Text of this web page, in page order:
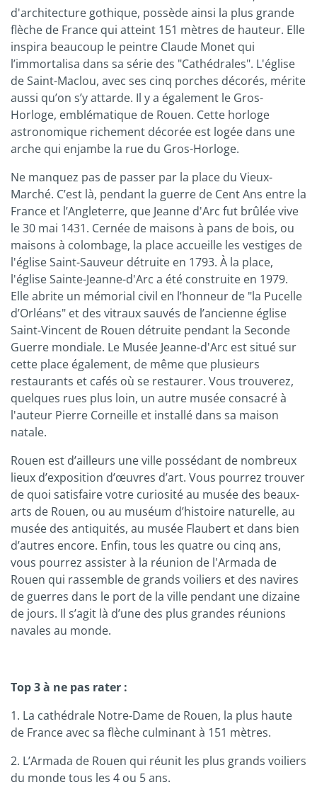
d'architecture gothique, possède ainsi la plus grande
flèche de France qui atteint 151 mètres de hauteur. Elle
inspira beaucoup le peintre Claude Monet qui
l’immortalisa dans sa série des "Cathédrales". L'église
de Saint-Maclou, avec ses cinq porches décorés, mérite
aussi qu’on s’y attarde. Il y a également le Gros-
Horloge, emblématique de Rouen. Cette horloge
astronomique richement décorée est logée dans une
arche qui enjambe la rue du Gros-Horloge.
Ne manquez pas de passer par la place du Vieux-
Marché. C’est là, pendant la guerre de Cent Ans entre la
France et l’Angleterre, que Jeanne d'Arc fut brûlée vive
le 30 mai 1431. Cernée de maisons à pans de bois, ou
maisons à colombage, la place accueille les vestiges de
l'église Saint-Sauveur détruite en 1793. À la place,
l'église Sainte-Jeanne-d'Arc a été construite en 1979.
Elle abrite un mémorial civil en l’honneur de "la Pucelle
d’Orléans" et des vitraux sauvés de l’ancienne église
Saint-Vincent de Rouen détruite pendant la Seconde
Guerre mondiale. Le Musée Jeanne-d'Arc est situé sur
cette place également, de même que plusieurs
restaurants et cafés où se restaurer. Vous trouverez,
quelques rues plus loin, un autre musée consacré à
l'auteur Pierre Corneille et installé dans sa maison
natale.
Rouen est d’ailleurs une ville possédant de nombreux
lieux d’exposition d’œuvres d’art. Vous pourrez trouver
de quoi satisfaire votre curiosité au musée des beaux-
arts de Rouen, ou au muséum d’histoire naturelle, au
musée des antiquités, au musée Flaubert et dans bien
d’autres encore. Enfin, tous les quatre ou cinq ans,
vous pourrez assister à la réunion de l'Armada de
Rouen qui rassemble de grands voiliers et des navires
de guerres dans le port de la ville pendant une dizaine
de jours. Il s’agit là d’une des plus grandes réunions
navales au monde.
Top 3 à ne pas rater :
1. La cathédrale Notre-Dame de Rouen, la plus haute
de France avec sa flèche culminant à 151 mètres.
2. L’Armada de Rouen qui réunit les plus grands voiliers
du monde tous les 4 ou 5 ans.